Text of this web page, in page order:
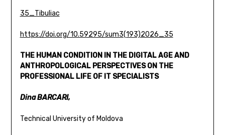
35_Tibuliac
https://doi.org/10.59295/sum3(193)2026_35
THE HUMAN CONDITION IN THE DIGITAL AGE AND
ANTHROPOLOGICAL PERSPECTIVES ON THE
PROFESSIONAL LIFE OF IT SPECIALISTS
Dina BARCARI,
Technical University of Moldova